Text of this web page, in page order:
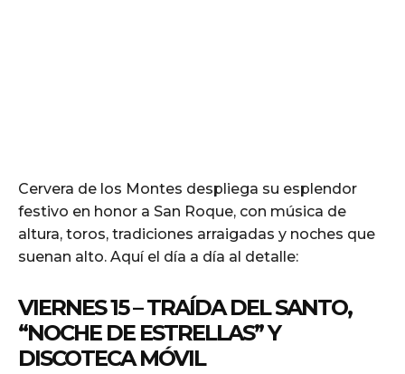
Cervera de los Montes despliega su esplendor
festivo en honor a San Roque, con música de
altura, toros, tradiciones arraigadas y noches que
suenan alto. Aquí el día a día al detalle:
VIERNES 15 – TRAÍDA DEL SANTO,
“NOCHE DE ESTRELLAS” Y
DISCOTECA MÓVIL